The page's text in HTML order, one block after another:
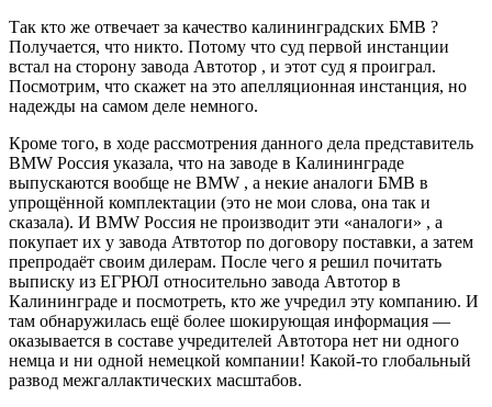
Так кто же отвечает за качество калининградских БМВ ?
Получается, что никто. Потому что суд первой инстанции
встал на сторону завода Автотор , и этот суд я проиграл.
Посмотрим, что скажет на это апелляционная инстанция, но
надежды на самом деле немного.
Кроме того, в ходе рассмотрения данного дела представитель
BMW Россия указала, что на заводе в Калининграде
выпускаются вообще не BMW , а некие аналоги БМВ в
упрощённой комплектации (это не мои слова, она так и
сказала). И BMW Россия не производит эти «аналоги» , а
покупает их у завода Атвтотор по договору поставки, а затем
препродаёт своим дилерам. После чего я решил почитать
выписку из ЕГРЮЛ относительно завода Автотор в
Калининграде и посмотреть, кто же учредил эту компанию. И
там обнаружилась ещё более шокирующая информация —
оказывается в составе учредителей Автотора нет ни одного
немца и ни одной немецкой компании! Какой-то глобальный
развод межгаллактических масштабов.